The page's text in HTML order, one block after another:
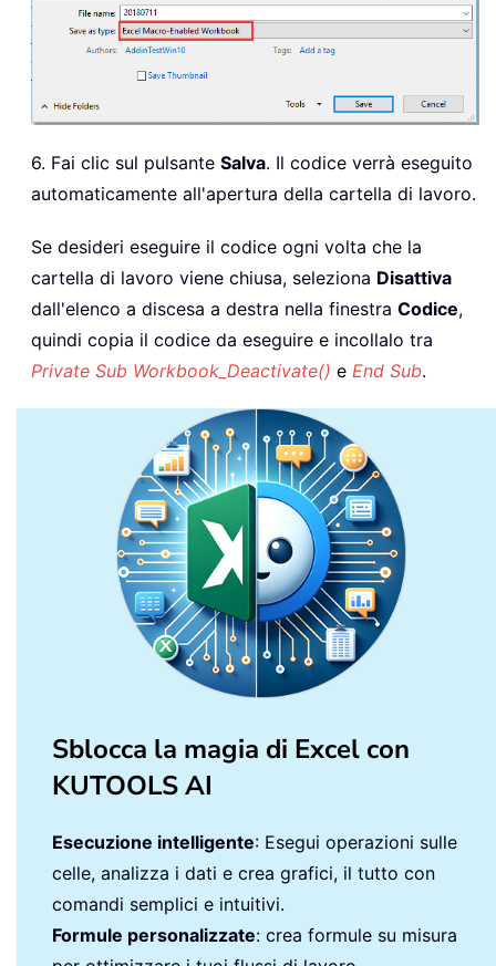
6. Fai clic sul pulsante Salva. Il codice verrà eseguito
automaticamente all'apertura della cartella di lavoro.
Se desideri eseguire il codice ogni volta che la
cartella di lavoro viene chiusa, seleziona Disattiva
dall'elenco a discesa a destra nella finestra Codice,
quindi copia il codice da eseguire e incollalo tra
Private Sub Workbook_Deactivate() e End Sub.
Sblocca la magia di Excel con
KUTOOLS AI
Esecuzione intelligente: Esegui operazioni sulle
celle, analizza i dati e crea grafici, il tutto con
comandi semplici e intuitivi.
Formule personalizzate: crea formule su misura